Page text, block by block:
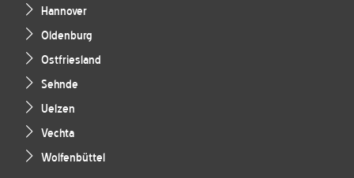
Hannover
Oldenburg
Ostfriesland
Sehnde
Uelzen
Vechta
Wolfenbüttel